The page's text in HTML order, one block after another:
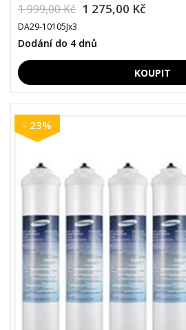
1 999,00 Kč 1 275,00 Kč
DA29-10105Jx3
Dodání do 4 dnů
- 23%